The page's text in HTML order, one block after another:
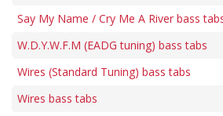
Say My Name / Cry Me A River bass
W.D.Y.W.F.M (EADG tuning) bass tabs
Wires (Standard Tuning) bass tabs
Wires bass tabs